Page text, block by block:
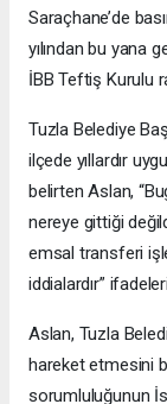
Saraçhane’de
yılından bu yana
İBB Teftiş Kurulu
Tuzla Belediye
ilçede yıllardır
belirten Aslan,
nereye gittiği
emsal transferi
iddialardır”
Aslan, Tuzla
hareket etmesini
sorumluluğunun